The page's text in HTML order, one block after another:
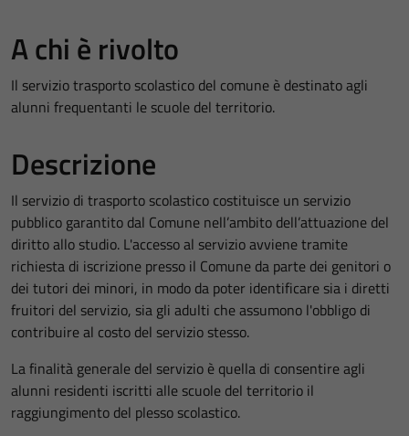
A chi è rivolto
Il servizio trasporto scolastico del comune è destinato agli
alunni frequentanti le scuole del territorio.
Descrizione
Il servizio di trasporto scolastico costituisce un servizio
pubblico garantito dal Comune nell’ambito dell’attuazione del
diritto allo studio. L'accesso al servizio avviene tramite
richiesta di iscrizione presso il Comune da parte dei genitori o
dei tutori dei minori, in modo da poter identificare sia i diretti
fruitori del servizio, sia gli adulti che assumono l'obbligo di
contribuire al costo del servizio stesso.
La finalità generale del servizio è quella di consentire agli
alunni residenti iscritti alle scuole del territorio il
raggiungimento del plesso scolastico.